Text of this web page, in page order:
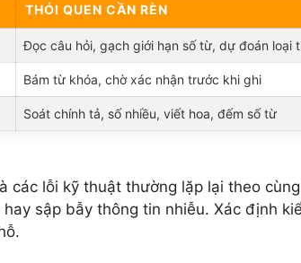
THÓI QUEN CẦN RÈN
Đọc câu hỏi, gạch giới hạn số từ, dự đoán loại
Bám từ khóa, chờ xác nhận trước khi ghi
Soát chính tả, số nhiều, viết hoa, đếm số từ
các lỗi kỹ thuật thường lặp lại theo
sập bẫy thông tin nhiễu. Xác định